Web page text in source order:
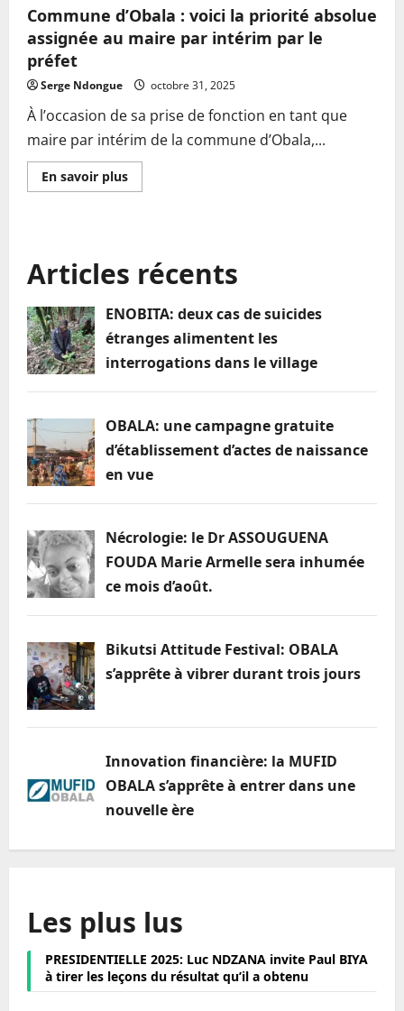
Commune d’Obala : voici la priorité absolue
assignée au maire par intérim par le
préfet
Serge Ndongue octobre 31, 2025
À l’occasion de sa prise de fonction en tant que
maire par intérim de la commune d’Obala,...
En savoir plusEn
savoir
voici
la
priorité
assignée
maire
par
intérim
le
Articles récents
ENOBITA: deux cas de suicides
étranges alimentent les
interrogations dans le village
OBALA: une campagne gratuite
d’établissement d’actes de naissance
en vue
Nécrologie: le Dr ASSOUGUENA
FOUDA Marie Armelle sera inhumée
ce mois d’août.
Bikutsi Attitude Festival: OBALA
s’apprête à vibrer durant trois jours
Innovation financière: la MUFID
OBALA s’apprête à entrer dans une
nouvelle ère
Les plus lus
PRESIDENTIELLE 2025: Luc NDZANA invite Paul BIYA
à tirer les leçons du résultat qu’il a obtenu